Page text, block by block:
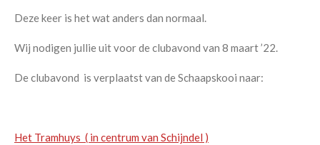
Deze keer is het wat anders dan normaal.
Wij nodigen jullie uit voor de clubavond van 8 maart ’22.
De clubavond is verplaatst van de Schaapskooi naar:
Het Tramhuys ( in centrum van Schijndel )